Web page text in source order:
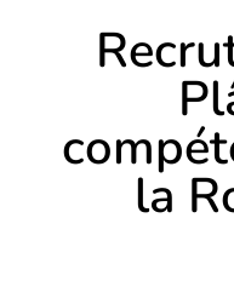
la